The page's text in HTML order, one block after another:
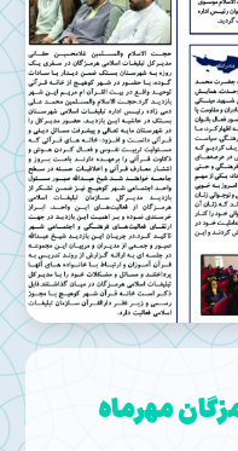
مهرماه